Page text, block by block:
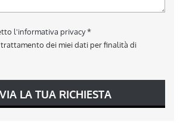
l'informativa privacy*
dei miei dati per finalità di
LA TUA RICHIESTA